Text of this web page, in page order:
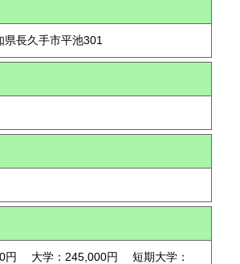
長久手市平池301
円 大学：245,000円 短期大学：